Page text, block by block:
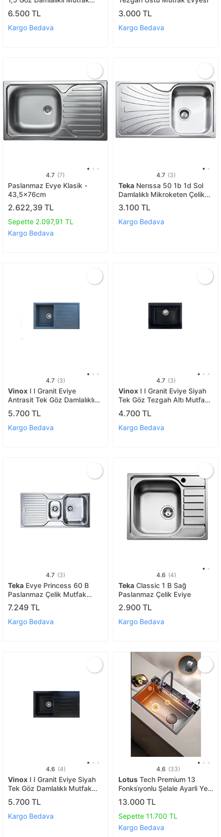
Evyesi 100x50cm (vx-100)
6.500 TL
Kargo Bedava
3.000 TL
Kargo Bedava
4.7 (7)
Paslanmaz Evye Klasik -
43,5x76cm
2.622,39 TL
Sepette 2.097,91 TL
Kargo Bedava
4.7 (3)
Teka Nerıssa 50 1b 1d Sol
Damlalıklı Mikroketen Çelik
Eviye 40109214
3.100 TL
Kargo Bedava
4.7 (3)
Vinox I I Granit Eviye
Antrasit Tek Göz Damlalıklı
Mutfak Evyesi 86x50cm
(vx-86)
5.700 TL
Kargo Bedava
4.7 (3)
Vinox I I Granit Eviye Siyah
Tek Göz Tezgah Altı Mutfak
Evyesi 55x45cm (vx-a55)
4.700 TL
Kargo Bedava
4.7 (3)
Teka Evye Princess 60 B
Paslanmaz Çelik Mutfak
Evyesi Sol T Pri̇ncess 60 Pas
Sol
7.249 TL
Kargo Bedava
4.6 (4)
Teka Classic 1 B Sağ
Paslanmaz Çelik Eviye
2.900 TL
Kargo Bedava
4.6 (4)
Vinox I I Granit Eviye Siyah
Tek Göz Damlalıklı Mutfak
Evyesi 86x50cm (vx-86)
5.700 TL
Kargo Bedava
4.6 (33)
Lotus Tech Premium 13
Fonksi̇yonlu Şelale Ayarli Yeni̇
Nesi̇l Akilli Evi̇ye
13.000 TL
Sepette 11.700 TL
Kargo Bedava